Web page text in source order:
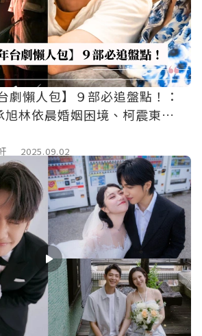
劇懶人包】９部必追盤點！：
林依晨婚姻困境、柯震東靈
！
2025.09.02